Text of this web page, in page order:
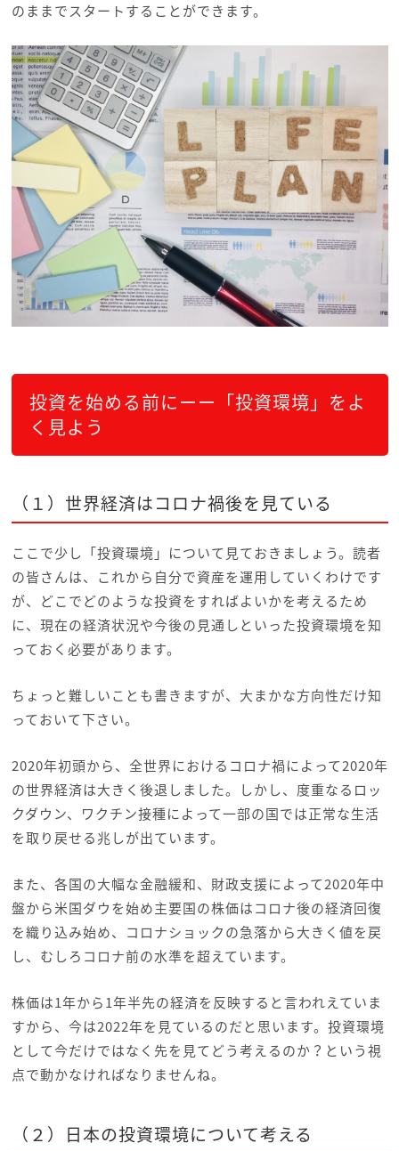
のままでスタートすることができます。
投資を始める前にーー「投資環境」をよ
く見よう
（１）世界経済はコロナ禍後を見ている
ここで少し「投資環境」について見ておきましょう。読者
の皆さんは、これから自分で資産を運用していくわけです
が、どこでどのような投資をすればよいかを考えるため
に、現在の経済状況や今後の見通しといった投資環境を知
っておく必要があります。
ちょっと難しいことも書きますが、大まかな方向性だけ知
っておいて下さい。
2020年初頭から、全世界におけるコロナ禍によって2020年
の世界経済は大きく後退しました。しかし、度重なるロッ
クダウン、ワクチン接種によって一部の国では正常な生活
を取り戻せる兆しが出ています。
また、各国の大幅な金融緩和、財政支援によって2020年中
盤から米国ダウを始め主要国の株価はコロナ後の経済回復
を織り込み始め、コロナショックの急落から大きく値を戻
し、むしろコロナ前の水準を超えています。
株価は1年から1年半先の経済を反映すると言われえていま
すから、今は2022年を見ているのだと思います。投資環境
として今だけではなく先を見てどう考えるのか？という視
点で動かなければなりませんね。
（２）日本の投資環境について考える